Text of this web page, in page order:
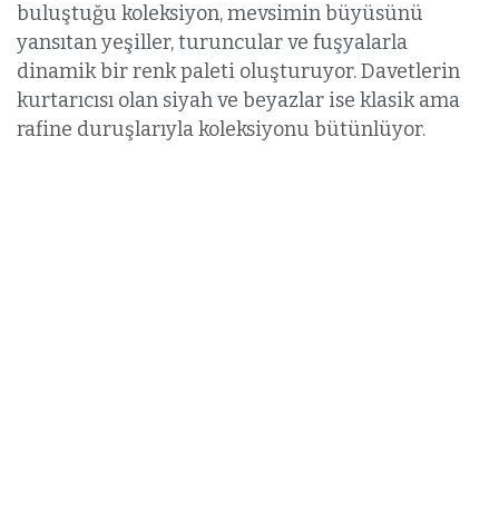
buluştuğu koleksiyon, mevsimin büyüsünü
yansıtan yeşiller, turuncular ve fuşyalarla
dinamik bir renk paleti oluşturuyor. Davetlerin
kurtarıcısı olan siyah ve beyazlar ise klasik ama
rafine duruşlarıyla koleksiyonu bütünlüyor.